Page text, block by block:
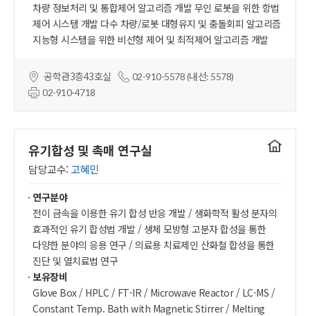
차량 정보처리 및 통합제어 알고리즘 개발 무인 로봇을 위한 항법
제어 시스템 개발 다수 차량/로봇 대형유지 및 충돌회피 알고리즘
지능형 시스템을 위한 비선형 제어 및 최적제어 알고리즘 개발
공학관3층43호실
02-910-5578 (내선: 5578)
02-910-4718
유기합성 및 촉매 연구실
담당교수: 고혜민
연구실
연구분야
전이 금속을 이용한 유기 합성 반응 개발 / 생화학적 활성 분자의
효과적인 유기 합성법 개발 / 생체 모방형 고분자 합성을 통한
다양한 분야의 응용 연구 / 의료용 치료제인 산화철 합성을 통한
진단 및 열치료법 연구
보유장비
Glove Box / HPLC / FT-IR / Microwave Reactor / LC-MS /
Constant Temp. Bath with Magnetic Stirrer / Melting